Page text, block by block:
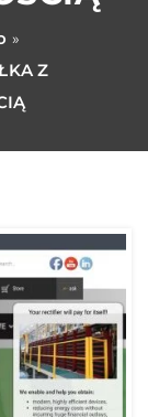
»
Z